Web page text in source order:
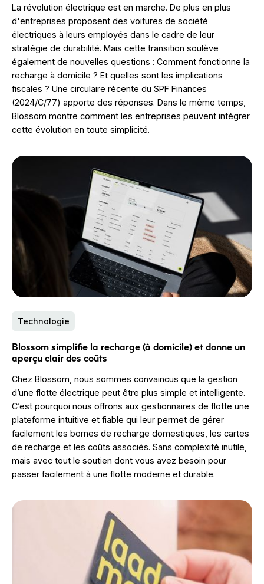
La révolution électrique est en marche. De plus en plus
d'entreprises proposent des voitures de société
électriques à leurs employés dans le cadre de leur
stratégie de durabilité. Mais cette transition soulève
également de nouvelles questions : Comment fonctionne la
recharge à domicile ? Et quelles sont les implications
fiscales ? Une circulaire récente du SPF Finances
(2024/C/77) apporte des réponses. Dans le même temps,
Blossom montre comment les entreprises peuvent intégrer
cette évolution en toute simplicité.
Technologie
Blossom simplifie la recharge (à domicile) et donne un
aperçu clair des coûts
Chez Blossom, nous sommes convaincus que la gestion
d’une flotte électrique peut être plus simple et intelligente.
C’est pourquoi nous offrons aux gestionnaires de flotte une
plateforme intuitive et fiable qui leur permet de gérer
facilement les bornes de recharge domestiques, les cartes
de recharge et les coûts associés. Sans complexité inutile,
mais avec tout le soutien dont vous avez besoin pour
passer facilement à une flotte moderne et durable.